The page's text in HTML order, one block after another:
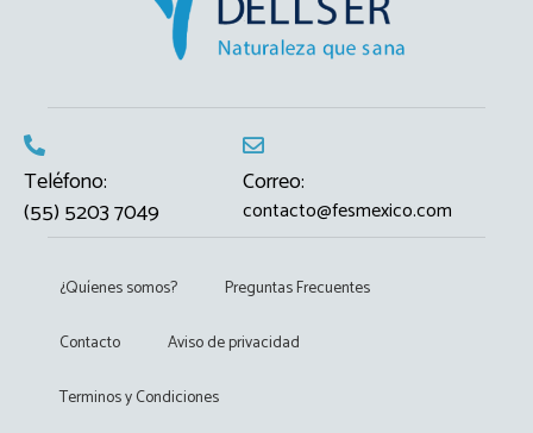
Teléfono:
(55) 5203 7049
Correo:
contacto@fesmexico.com
¿Quíenes somos? Preguntas Frecuentes
Contacto Aviso de privacidad
Terminos y Condiciones